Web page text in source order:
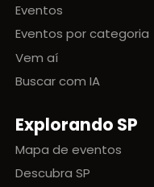
Eventos
Eventos por categoria
Vem aí
Buscar com IA
Explorando SP
Mapa de eventos
Descubra SP